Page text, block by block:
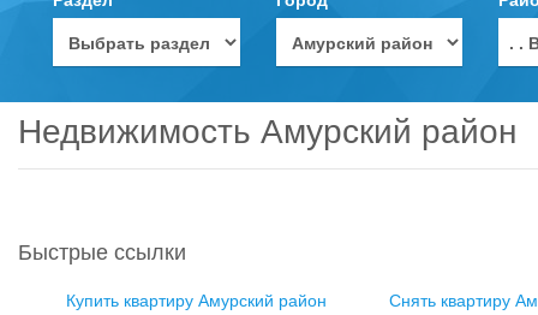
. .
Недвижимость Амурский район
Быстрые ссылки
Купить квартиру Амурский район
Снять квартиру